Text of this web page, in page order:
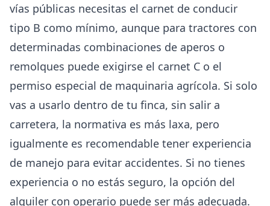
vías públicas necesitas el carnet de conducir
tipo B como mínimo, aunque para tractores con
determinadas combinaciones de aperos o
remolques puede exigirse el carnet C o el
permiso especial de maquinaria agrícola. Si solo
vas a usarlo dentro de tu finca, sin salir a
carretera, la normativa es más laxa, pero
igualmente es recomendable tener experiencia
de manejo para evitar accidentes. Si no tienes
experiencia o no estás seguro, la opción del
alquiler con operario puede ser más adecuada.